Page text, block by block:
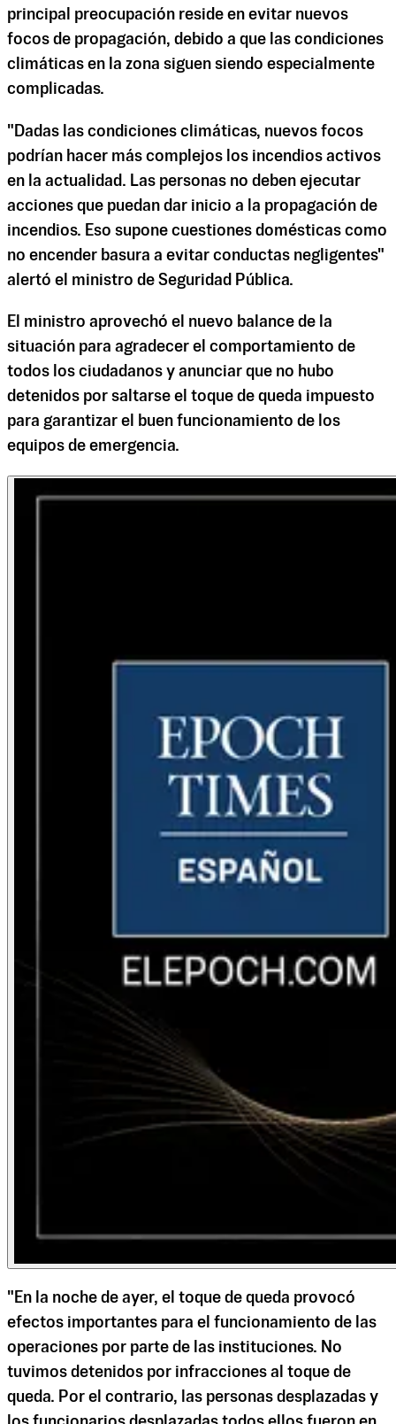
principal preocupación reside en evitar nuevos
focos de propagación, debido a que las condiciones
climáticas en la zona siguen siendo especialmente
complicadas.
"Dadas las condiciones climáticas, nuevos focos
podrían hacer más complejos los incendios activos
en la actualidad. Las personas no deben ejecutar
acciones que puedan dar inicio a la propagación de
incendios. Eso supone cuestiones domésticas como
no encender basura a evitar conductas negligentes"
alertó el ministro de Seguridad Pública.
El ministro aprovechó el nuevo balance de la
situación para agradecer el comportamiento de
todos los ciudadanos y anunciar que no hubo
detenidos por saltarse el toque de queda impuesto
para garantizar el buen funcionamiento de los
equipos de emergencia.
"En la noche de ayer, el toque de queda provocó
efectos importantes para el funcionamiento de las
operaciones por parte de las instituciones. No
tuvimos detenidos por infracciones al toque de
queda. Por el contrario, las personas desplazadas y